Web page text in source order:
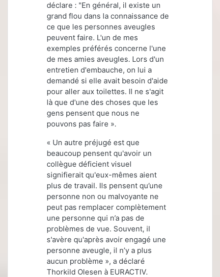
déclare : "En général, il existe un
grand flou dans la connaissance de
ce que les personnes aveugles
peuvent faire. L'un de mes
exemples préférés concerne l'une
de mes amies aveugles. Lors d'un
entretien d'embauche, on lui a
demandé si elle avait besoin d'aide
pour aller aux toilettes. Il ne s'agit
là que d'une des choses que les
gens pensent que nous ne
pouvons pas faire ».
« Un autre préjugé est que
beaucoup pensent qu'avoir un
collègue déficient visuel
signifierait qu'eux-mêmes aient
plus de travail. Ils pensent qu’une
personne non ou malvoyante ne
peut pas remplacer complètement
une personne qui n’a pas de
problèmes de vue. Souvent, il
s'avère qu'après avoir engagé une
personne aveugle, il n’y a plus
aucun problème », a déclaré
Thorkild Olesen à EURACTIV.